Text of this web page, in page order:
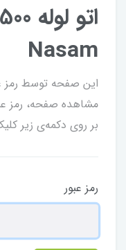
Nasam
این صفحه توسط رمز
مشاهده صفحه، رمز
بر روی دکمه‌ی زیر
رمز عبور